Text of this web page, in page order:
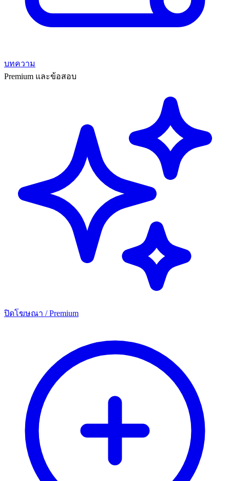
บทความ
Premium และข้อสอบ
ปิดโฆษณา / Premium